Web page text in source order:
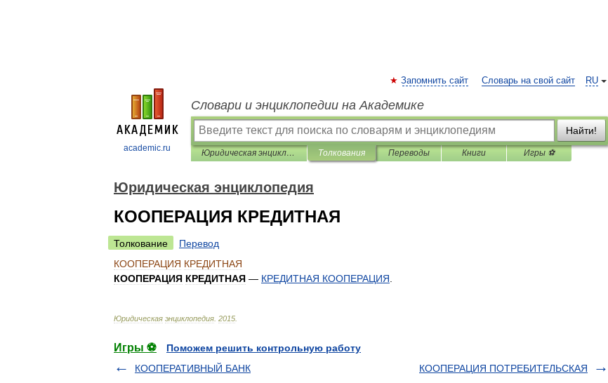
academic.ru
RU
Запомнить сайт Словарь на свой сайт
Словари и энциклопедии на Академике
Найти!
Юридическая энциклопедия Толкования Переводы Книги Игры ⚽
Юридическая энциклопедия
КООПЕРАЦИЯ КРЕДИТНАЯ
Толкование
Перевод
КООПЕРАЦИЯ КРЕДИТНАЯ
КООПЕРАЦИЯ КРЕДИТНАЯ — КРЕДИТНАЯ КООПЕРАЦИЯ
Юридическая энциклопедия 2015
Игры ⚽
Поможем решить контрольную работу
КООПЕРАТИВНЫЙ БАНК
КООПЕРАЦИЯ ПОТРЕБИТЕЛЬСКАЯ